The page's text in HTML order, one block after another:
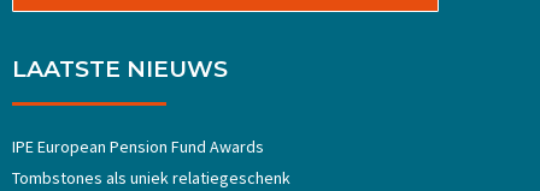
LAATSTE NIEUWS
IPE European Pension Fund Awards
Tombstones als uniek relatiegeschenk